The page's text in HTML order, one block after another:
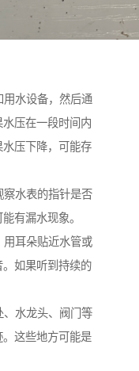
用水设备，然后通
压在一段时间内
压下降，可能存
察水表的指针是否
有漏水现象。
用耳朵贴近水管或
如果听到持续的
、水龙头、阀门等
这些地方可能是